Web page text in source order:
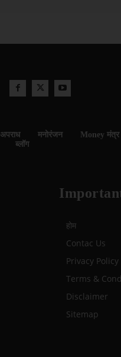
अपराध मनोरंजन Money मंत्र
ब्लॉग
होम
Contac Us
Privacy Policy
Terms &
Disclaimer
Sitemap